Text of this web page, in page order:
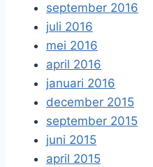
september 2016
juli 2016
mei 2016
april 2016
januari 2016
december 2015
september 2015
juni 2015
april 2015